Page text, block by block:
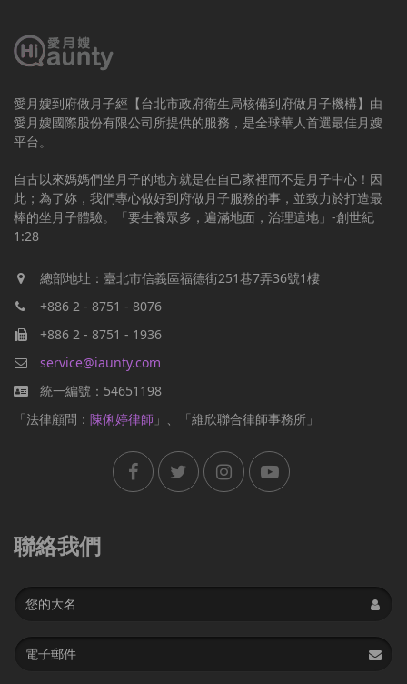
愛月嫂到府做月子經【台北市政府衛生局核備到府做月子機構】由
愛月嫂國際股份有限公司所提供的服務，是全球華人首選最佳月嫂
平台。
自古以來媽媽們坐月子的地方就是在自己家裡而不是月子中心！因
此；為了妳，我們專心做好到府做月子服務的事，並致力於打造最
棒的坐月子體驗。「要生養眾多，遍滿地面，治理這地」-創世紀
1:28
總部地址：臺北市信義區福德街251巷7弄36號1樓
+886 2 - 8751 - 8076
+886 2 - 8751 - 1936
service@iaunty.com
統一編號：54651198
「法律顧問： 陳俐婷律師 」、「維欣聯合律師事務所」
聯絡我們
Name
Email
address